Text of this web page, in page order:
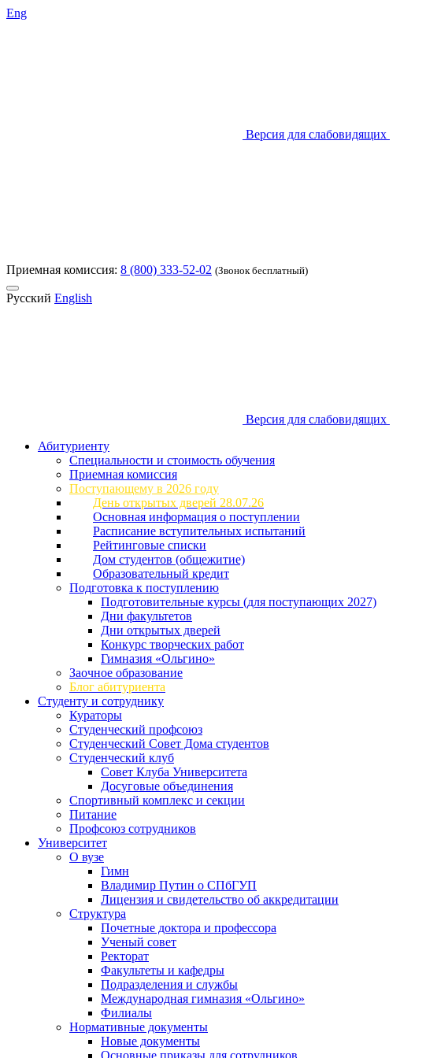
Eng
Версия для слабовидящих
Приемная комиссия: 8 (800) 333-52-02 (Звонок бесплатный)
Русский English
Версия для слабовидящих
Абитуриенту
Специальности и стоимость обучения
Приемная комиссия
Поступающему в 2026 году
День открытых дверей 28.07.26
Основная информация о поступлении
Расписание вступительных испытаний
Рейтинговые списки
Дом студентов (общежитие)
Образовательный кредит
Подготовка к поступлению
Подготовительные курсы (для поступающих 2027)
Дни факультетов
Дни открытых дверей
Конкурс творческих работ
Гимназия «Ольгино»
Заочное образование
Блог абитуриента
Студенту и сотруднику
Кураторы
Студенческий профсоюз
Студенческий Совет Дома студентов
Студенческий клуб
Совет Клуба Университета
Досуговые объединения
Спортивный комплекс и секции
Питание
Профсоюз сотрудников
Университет
О вузе
Гимн
Владимир Путин о СПбГУП
Лицензия и свидетельство об аккредитации
Структура
Почетные доктора и профессора
Ученый совет
Ректорат
Факультеты и кафедры
Подразделения и службы
Международная гимназия «Ольгино»
Филиалы
Нормативные документы
Новые документы
Основные приказы для сотрудников